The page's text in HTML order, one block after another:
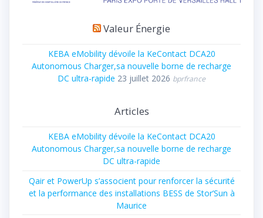
Valeur Énergie
KEBA eMobility dévoile la KeContact DCA20
Autonomous Charger,sa nouvelle borne de recharge
DC ultra-rapide 23 juillet 2026 bprfrance
Articles
KEBA eMobility dévoile la KeContact DCA20
Autonomous Charger,sa nouvelle borne de recharge
DC ultra-rapide
Qair et PowerUp s’associent pour renforcer la sécurité
et la performance des installations BESS de Stor’Sun à
Maurice